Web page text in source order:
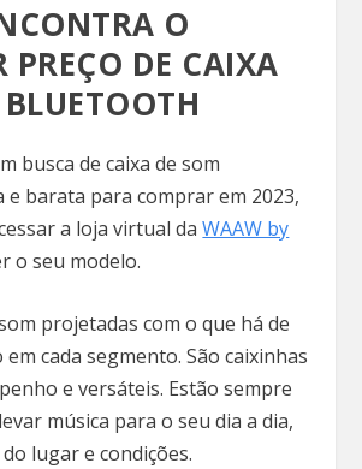
O
PREÇO DE CAIXA
busca de caixa de som
barata para comprar em 2023,
a loja virtual daWAAW by
o seu modelo.
projetadas com o que há de
cada segmento. São caixinhas
e versáteis. Estão sempre
música para o seu dia a dia,
lugar e condições.